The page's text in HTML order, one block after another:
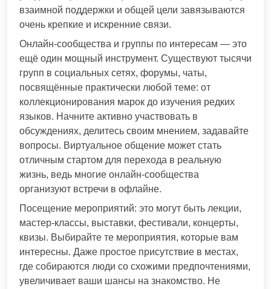
взаимной поддержки и общей цели завязываются
очень крепкие и искренние связи.
Онлайн-сообщества и группы по интересам — это
ещё один мощный инструмент. Существуют тысячи
групп в социальных сетях, форумы, чаты,
посвящённые практически любой теме: от
коллекционирования марок до изучения редких
языков. Начните активно участвовать в
обсуждениях, делитесь своим мнением, задавайте
вопросы. Виртуальное общение может стать
отличным стартом для перехода в реальную
жизнь, ведь многие онлайн-сообщества
организуют встречи в офлайне.
Посещение мероприятий: это могут быть лекции,
мастер-классы, выставки, фестивали, концерты,
квизы. Выбирайте те мероприятия, которые вам
интересны. Даже простое присутствие в местах,
где собираются люди со схожими предпочтениями,
увеличивает ваши шансы на знакомство. Не